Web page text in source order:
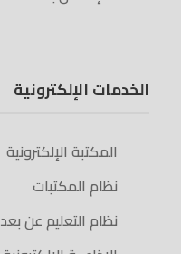
الخدمات الإلكترونية
المكتبة الإلكترونية
نظام المكتبات
نظام التعليم عن بعد